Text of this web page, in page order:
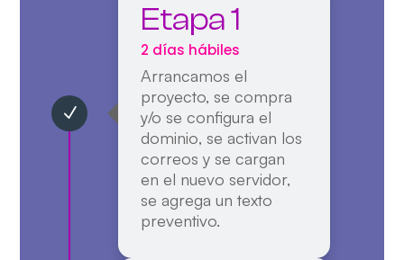
Etapa 1
2 días hábiles
Arrancamos el
proyecto, secompra
y/o se configura el
dominio, seactivan los
correos y se cargan
en el nuevo servidor,
se agrega un texto
preventivo.